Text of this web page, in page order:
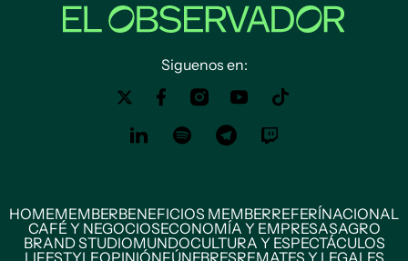
Siguenos en:
HOMEMEMBERBENEFICIOS MEMBERREFERÍNACIONAL
CAFÉ Y NEGOCIOSECONOMÍA Y EMPRESASAGRO
BRAND STUDIOMUNDOCULTURA Y ESPECTÁCULOS
LIFESTYLEOPINIÓNFÚNEBRESREMATES Y LEGALES